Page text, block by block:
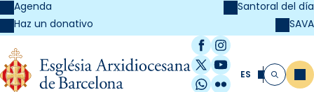
Agenda
Haz un donativo
Santoral del día
SAVA
Facebook
Instagram
X / Twitter
YouTube
WhatsApp
FlickrES Buscar